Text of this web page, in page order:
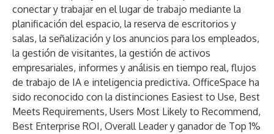
conectar y trabajar en el lugar de trabajo mediante la
planificación del espacio, la reserva de escritorios y
salas, la señalización y los anuncios para los empleados,
la gestión de visitantes, la gestión de activos
empresariales, informes y análisis en tiempo real, flujos
de trabajo de IA e inteligencia predictiva. OfficeSpace ha
sido reconocido con la distinciones Easiest to Use, Best
Meets Requirements, Users Most Likely to Recommend,
Best Enterprise ROI, Overall Leader y ganador de Top 1%